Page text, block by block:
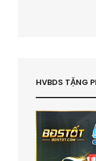
HVBDS TẶNG